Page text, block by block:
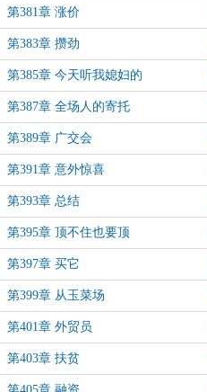
第381章 涨价
第383章 攒劲
第385章 今天听我媳妇的
第387章 全场人的寄托
第389章 广交会
第391章 意外惊喜
第393章 总结
第395章 顶不住也要顶
第397章 买它
第399章 从玉菜场
第401章 外贸员
第403章 扶贫